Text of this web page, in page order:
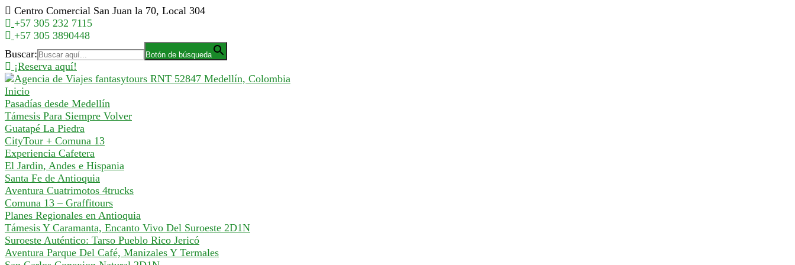
Saltar
al
contenido
Centro Comercial San Juan la 70, Local 304
+57 305 232 7115
+57 305 3890448
Buscar:
Botón de búsqueda
¡Reserva aquí!
Inicio
Pasadías desde Medellín
Támesis Para Siempre Volver
Guatapé La Piedra
CityTour + Comuna 13
Experiencia Cafetera
El Jardin, Andes e Hispania
Santa Fe de Antioquia
Aventura Cuatrimotos 4trucks
Comuna 13 – Graffitours
Planes Regionales en Antioquia
Támesis Y Caramanta, Encanto Vivo Del Suroeste 2D1N
Suroeste Auténtico: Tarso Pueblo Rico Jericó
Aventura Parque Del Café, Manizales Y Termales